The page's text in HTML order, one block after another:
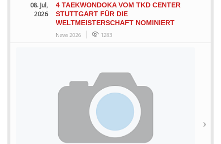
08. Jul,
2026
4 TAEKWONDOKA VOM TKD CENTER
STUTTGART FÜR DIE
WELTMEISTERSCHAFT NOMINIERT
News 2026 1283